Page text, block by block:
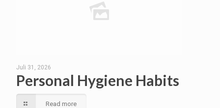
Juli 31, 2026
Personal Hygiene Habits
Read more